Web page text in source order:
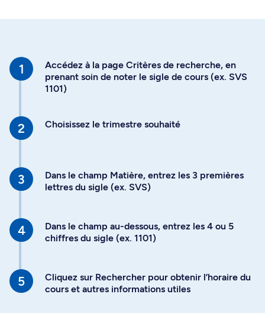
Accédez à la page Critères de recherche, en
prenant soin de noter le sigle de cours (ex. SVS
1101)
Choisissez le trimestre souhaité
Dans le champ Matière, entrez les 3 premières
lettres du sigle (ex. SVS)
Dans le champ au-dessous, entrez les 4 ou 5
chiffres du sigle (ex. 1101)
Cliquez sur Rechercher pour obtenir l’horaire du
cours et autres informations utiles